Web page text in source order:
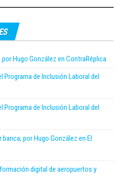
Hugo González en ContraRéplica
Programa de Inclusión Laboral del
Programa de Inclusión Laboral del
por Hugo González en El
digital de aeropuertos y